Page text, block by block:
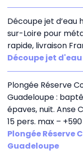
Découpe jet
sur-Loire pour
rapide, livraison
Découpe jet
Plongée Réserve
Guadeloupe :
épaves, nuit. Anse
15 pers. max –
Plongée Réserve
Guadeloupe